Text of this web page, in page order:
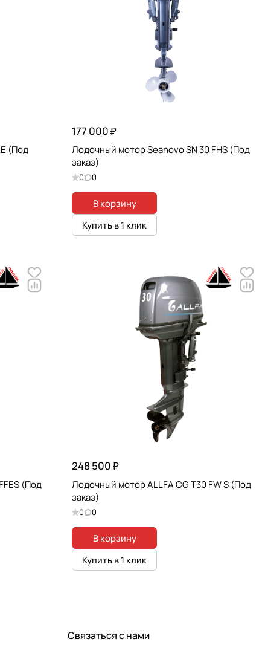
(Под
177 000 ₽
Лодочный мотор Seanovo SN 30 FHS (Под
заказ)
0 0
В корзину
Купить в 1 клик
(Под
248 500 ₽
Лодочный мотор ALLFA CG T30 FW S (Под
заказ)
0 0
В корзину
Купить в 1 клик
Связаться с нами